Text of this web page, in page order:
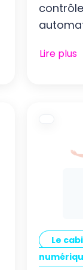
Lire plus
Le